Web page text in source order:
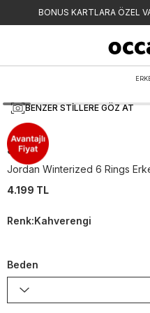
BONUS KARTLARA ÖZEL
BENZER STILLERE GÖZ AT
Jordan
Jordan Winterized 6 Rings
4.199 TL
Renk:Kahverengi
Beden